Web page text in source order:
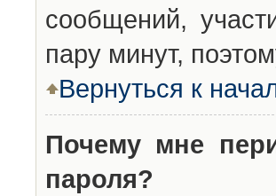
сообщений,
пару минут,
Вернуться к
Почему мне
пароля?